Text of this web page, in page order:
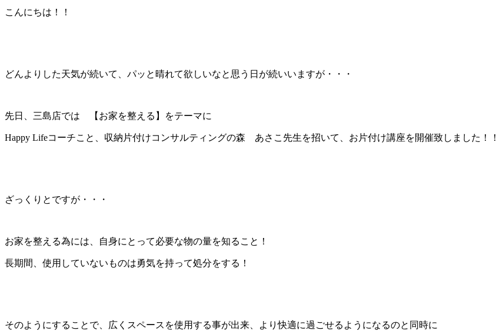
こんにちは！！
どんよりした天気が続いて、パッと晴れて欲しいなと思う日が続いいますが・・・
先日、三島店では 【お家を整える】をテーマに
Happy Lifeコーチこと、収納片付けコンサルティングの森 あさこ先生を招いて、お片付け講座を開催致しました！！
ざっくりとですが・・・
お家を整える為には、自身にとって必要な物の量を知ること！
長期間、使用していないものは勇気を持って処分をする！
そのようにすることで、広くスペースを使用する事が出来、より快適に過ごせるようになるのと同時に